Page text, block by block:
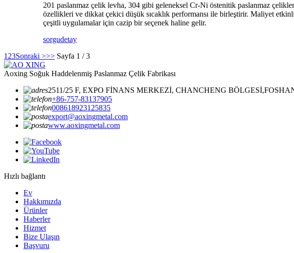
201 paslanmaz çelik levha, 304 gibi geleneksel Cr-Ni östenitik paslanmaz
özellikleri ve dikkat çekici düşük sıcaklık performansı ile birleştirir. Maliyet
çeşitli uygulamalar için cazip bir seçenek haline gelir.
sorgudetay
1 23Sonraki >>> Sayfa 1 / 3
Aoxing Soğuk Haddelenmiş Paslanmaz Çelik Fabrikası
2511/25 F, EXPO FİNANS MERKEZİ, CHANCHENG
+86-757-83137905
008618923125835
export@aoxingmetal.com
www.aoxingmetal.com
Hızlı bağlantı
Ev
Hakkımızda
Ürünler
Haberler
Hizmet
Bize Ulaşın
Başvuru